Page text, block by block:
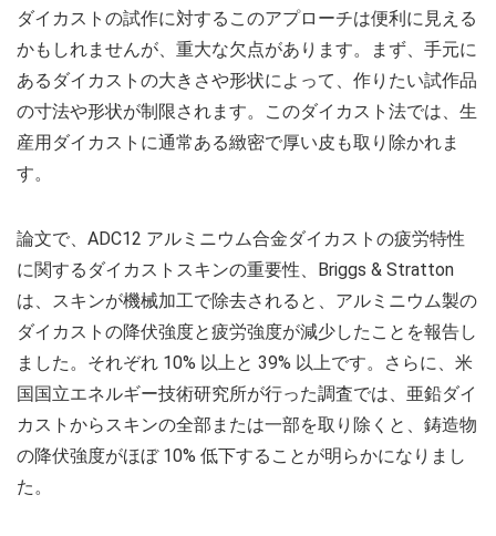
ダイカストの試作に対するこのアプローチは便利に見える
かもしれませんが、重大な欠点があります。まず、手元に
あるダイカストの大きさや形状によって、作りたい試作品
の寸法や形状が制限されます。このダイカスト法では、生
産用ダイカストに通常ある緻密で厚い皮も取り除かれま
す。
論文で、ADC12 アルミニウム合金ダイカストの疲労特性
に関するダイカストスキンの重要性、Briggs & Stratton
は、スキンが機械加工で除去されると、アルミニウム製の
ダイカストの降伏強度と疲労強度が減少したことを報告し
ました。それぞれ 10% 以上と 39% 以上です。さらに、米
国国立エネルギー技術研究所が行った調査では、亜鉛ダイ
カストからスキンの全部または一部を取り除くと、鋳造物
の降伏強度がほぼ 10% 低下することが明らかになりまし
た。